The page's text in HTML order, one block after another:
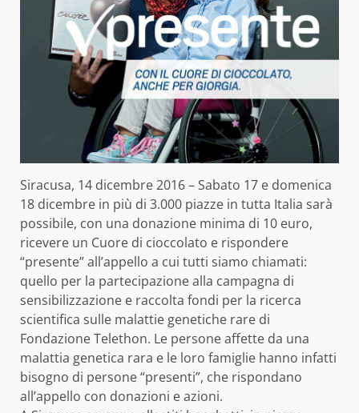
Siracusa, 14 dicembre 2016 – Sabato 17 e domenica
18 dicembre in più di 3.000 piazze in tutta Italia sarà
possibile, con una donazione minima di 10 euro,
ricevere un Cuore di cioccolato e rispondere
“presente” all’appello a cui tutti siamo chiamati:
quello per la partecipazione alla campagna di
sensibilizzazione e raccolta fondi per la ricerca
scientifica sulle malattie genetiche rare di
Fondazione Telethon. Le persone affette da una
malattia genetica rara e le loro famiglie hanno infatti
bisogno di persone “presenti”, che rispondano
all’appello con donazioni e azioni.